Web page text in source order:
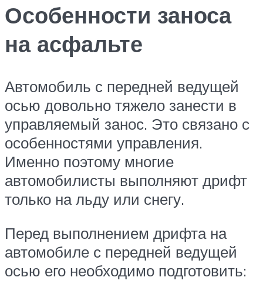
Особенности заноса
на асфальте
Автомобиль с передней ведущей
осью довольно тяжело занести в
управляемый занос. Это связано с
особенностями управления.
Именно поэтому многие
автомобилисты выполняют дрифт
только на льду или снегу.
Перед выполнением дрифта на
автомобиле с передней ведущей
осью его необходимо подготовить: